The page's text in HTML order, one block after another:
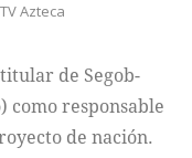
TV Azteca
de Segob-
como responsable
de nación.